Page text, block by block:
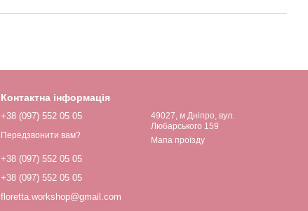
Контактна інформація
+38 (097) 552 05 05
Передзвонити вам?
+38 (097) 552 05 05
+38 (097) 552 05 05
floretta.workshop@gmail.com
49027, м Дніпро, вул.
Любарського 159
Мапа проїзду